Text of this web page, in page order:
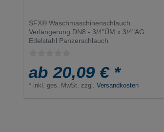
SFX® Waschmaschinenschlauch
Verlängerung DN8 - 3/4"ÜM x 3/4"AG
Edelstahl Panzerschlauch
ab 20,09 € *
* inkl. ges. MwSt. zzgl.Versandkosten